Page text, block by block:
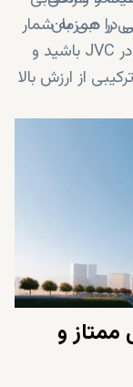
در دبی به شمار
را همزمان
فراهم می‌کند. چه به دنبال خرید استودیو در JVC باشید و
ترکیبی از ارزش بالا
ممتاز و